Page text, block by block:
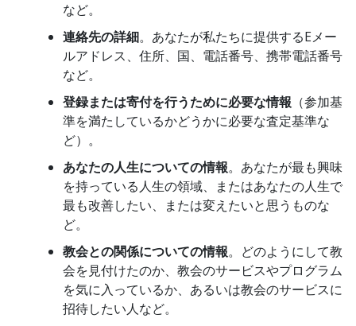
など。
連絡先の詳細。あなたが私たちに提供するEメー
ルアドレス、住所、国、電話番号、携帯電話番号
など。
登録または寄付を行うために必要な情報 （参加基
準を満たしているかどうかに必要な査定基準な
ど）。
あなたの人生についての情報。あなたが最も興味
を持っている人生の領域、またはあなたの人生で
最も改善したい、または変えたいと思うものな
ど。
教会との関係についての情報。どのようにして教
会を見付けたのか、教会のサービスやプログラム
を気に入っているか、あるいは教会のサービスに
招待したい人など。